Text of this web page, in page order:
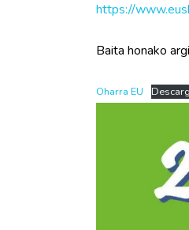
https://
Baita honako
Oharra EU